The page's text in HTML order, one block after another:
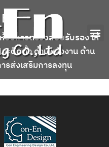
บริการตรวจสอบรับรอง ให้
ะติดตั้ง ด้านพลังงาน ด้าน
รส่งเสริมการลงทุน